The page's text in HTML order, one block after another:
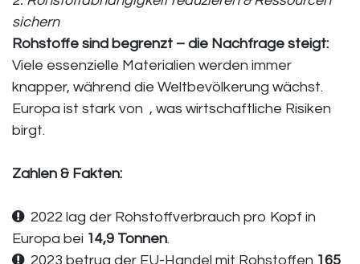
sichern
Rohstoffe sind begrenzt – die Nachfrage steigt:
Viele essenzielle Materialien werden immer
knapper, während die Weltbevölkerung wächst.
Europa ist stark von , was wirtschaftliche Risiken
birgt.
Zahlen & Fakten:
2022 lag der Rohstoffverbrauch pro Kopf in
Europa bei 14,9 Tonnen.
2023 betrug der EU-Handel mit Rohstoffen 165